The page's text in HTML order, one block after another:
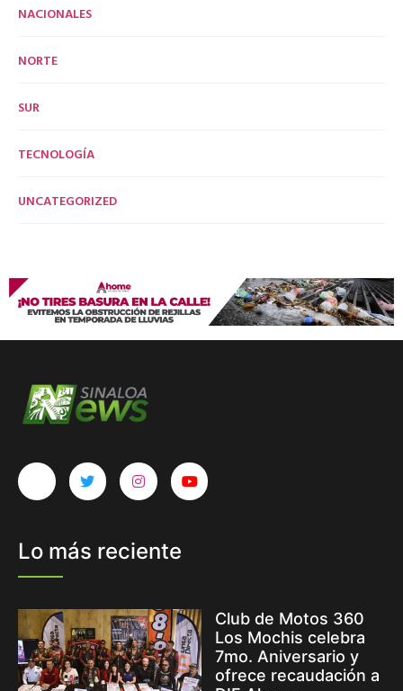
NACIONALES
NORTE
SUR
TECNOLOGÍA
UNCATEGORIZED
Lo más reciente
Club de Motos 360
Los Mochis celebra
7mo. Aniversario y
ofrece recaudación a